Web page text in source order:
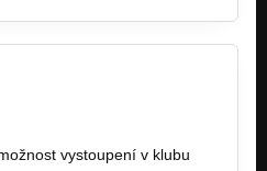
vystoupení v klubu